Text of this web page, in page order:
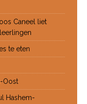
Caneel liet
te eten
Oost
Hashem-